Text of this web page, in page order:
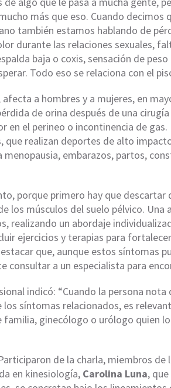
más que eso. Cuando decimos
también estamos hablando de
durante las relaciones sexuales,
baja o coxis, sensación de
Todo eso se relaciona con el
a hombres y a mujeres, en
de orina después de una
en el perineo o incontinencia de
que realizan deportes de alto
menopausia, embarazos, partos,
porque primero hay que descartar
los músculos del suelo pélvico. Una
realizando un abordaje
ejercicios y terapias para
que, aunque estos síntomas
consultar a un especialista para
indicó: “Cuando la persona nota
síntomas relacionados, es
familia, ginecólogo o urólogo quien
de la charla, miembros de
en kinesiología, Carolina Luna,